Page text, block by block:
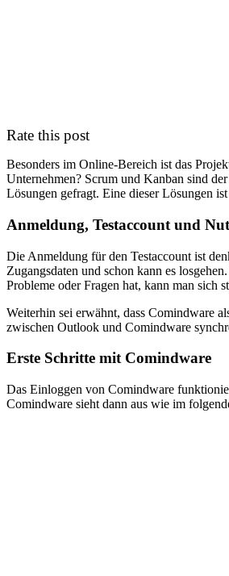
Rate this post
Besonders im Online-Bereich ist das
Unternehmen? Scrum und Kanban sind
Lösungen gefragt. Eine dieser Lösungen
Anmeldung, Testaccount und
Die Anmeldung für den Testaccount ist
Zugangsdaten und schon kann es
Probleme oder Fragen hat, kann man sich
Weiterhin sei erwähnt, dass Comindware
zwischen Outlook und Comindware
Erste Schritte mit Comindware
Das Einloggen von Comindware
Comindware sieht dann aus wie im